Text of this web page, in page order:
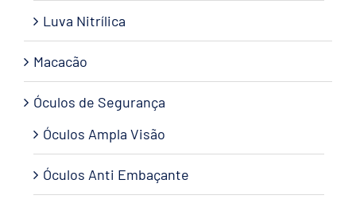
Luva Nitrílica
Macacão
Óculos de Segurança
Óculos Ampla Visão
Óculos Anti Embaçante